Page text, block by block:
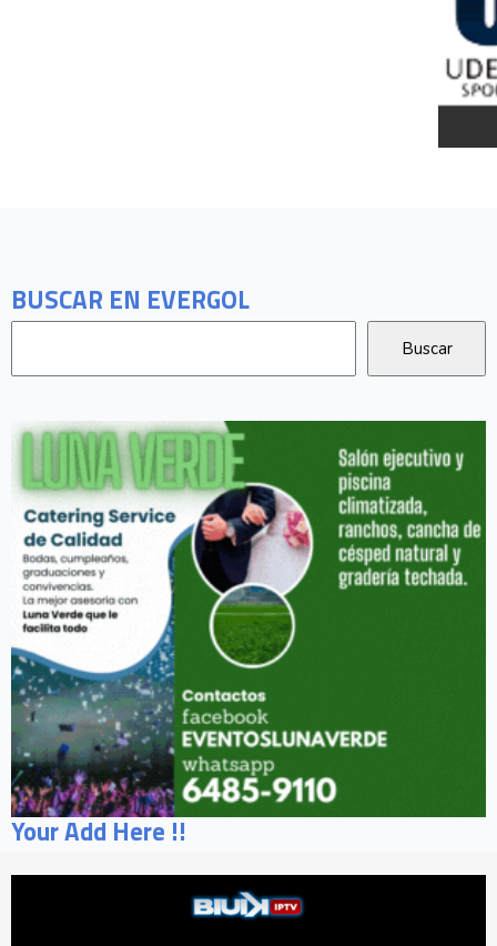
BUSCAR EN EVERGOL
Your Add Here !!